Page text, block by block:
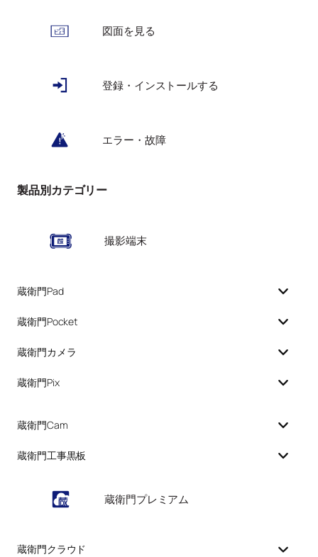
図面を見る
登録・インストールする
エラー・故障
製品別カテゴリー
撮影端末
蔵衛門Pad
蔵衛門Pocket
蔵衛門カメラ
蔵衛門Pix
蔵衛門Cam
蔵衛門工事黒板
蔵衛門プレミアム
蔵衛門クラウド